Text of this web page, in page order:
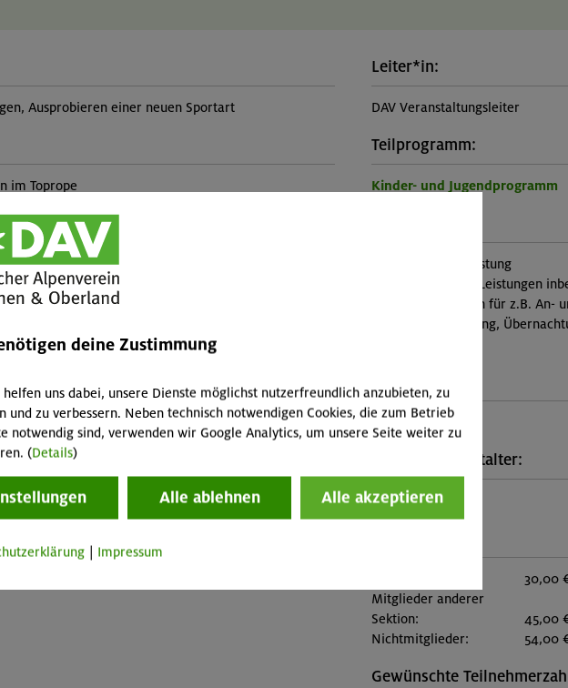
Ausprobieren einer neuen Sportart
im Toprope
Sportlichkeit, Freude an Bewegung
Kletterschuhe) ist im Kurspreis enthalten. Der
enthalten.
Leiter*in:
DAV Veranstaltungsleiter
Teilprogramm:
Kinder- und Jugendprogramm
Kursleitung, Ausrüstung
(Falls nicht in den Leistungen
fallen Zusatzkosten für z.B. An-
Abreise, Verpflegung,
Buchungscode:
OL-26-0976
Kontakt Veranstalter:
Sektion Oberland
30,00
Mitglieder anderer
Sektion:
45,00
Nichtmitglieder:
54,00
Gewünschte
deine Zustimmung
helfen uns dabei, unsere Dienste möglichst nutzerfreundlich anzubieten, zu
und zu verbessern. Neben technisch notwendigen Cookies, die zum Betrieb
notwendig sind, verwenden wir Google Analytics, um unsere Seite weiter zu
(Details)
Alle ablehnen Alle akzeptieren
| Impressum